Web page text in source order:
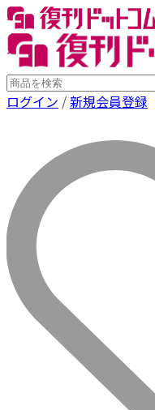
ログイン /新規会員登録